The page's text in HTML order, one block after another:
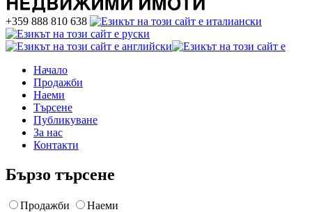
+359 888 810 638
Начало
Продажби
Наеми
Търсене
Публикуване
За нас
Контакти
Бързо търсене
Продажби Наеми